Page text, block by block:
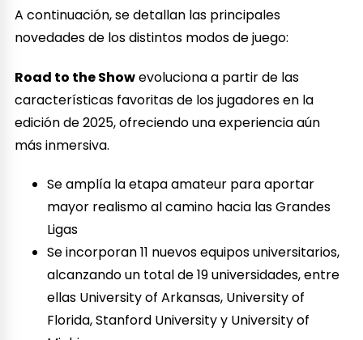
A continuación, se detallan las principales
novedades de los distintos modos de juego:
Road to the Showevoluciona a partir de las
características favoritas de los jugadores en la
edición de 2025, ofreciendo una experiencia aún
más inmersiva.
Se amplía la etapa amateur para aportar
mayor realismo al camino hacia las Grandes
Ligas
Se incorporan 11 nuevos equipos universitarios,
alcanzando un total de 19 universidades, entre
ellas University of Arkansas, University of
Florida, Stanford University y University of